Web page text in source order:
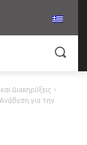
Διακηρύξεις
για την